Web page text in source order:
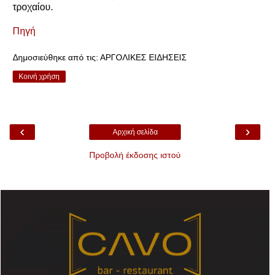
τροχαίου.
Πηγή
Δημοσιεύθηκε από τις: ΑΡΓΟΛΙΚΕΣ ΕΙΔΗΣΕΙΣ
Κοινή χρήση
‹ ›
Αρχική σελίδα
Προβολή έκδοσης ιστού